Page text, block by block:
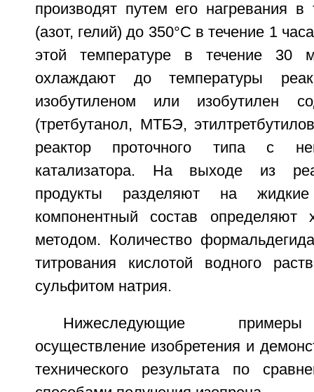
производят путем его нагревания в
(азот, гелий) до 350°С в течение 1
этой температуре в течение 30
охлаждают до температуры
изобутиленом или изобутилен
(третбутанол, МТБЭ,
реактор проточного типа с
катализатора. На выходе из
продукты разделяют на
компонентный состав определяют
методом. Количество
титрования кислотой водного
сульфитом натрия.
Нижеследующие
осуществление изобретения и
технического результата по